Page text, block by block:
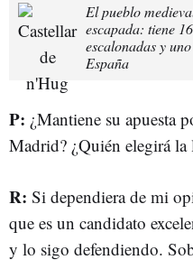
El pueblo
escapada: tiene
escalonadas y
España
P: ¿Mantiene su apuesta
Madrid? ¿Quién elegirá la
R: Si dependiera de mi
que es un candidato
y lo sigo defendiendo.